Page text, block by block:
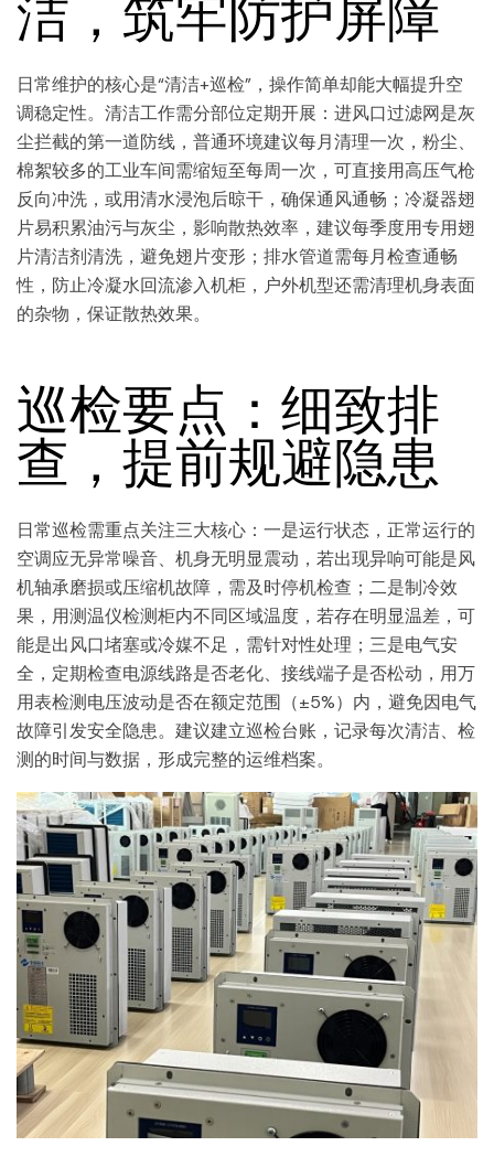
洁，筑牢防护屏障
日常维护的核心是“清洁+巡检”，操作简单却能大幅提升空
调稳定性。清洁工作需分部位定期开展：进风口过滤网是灰
尘拦截的第一道防线，普通环境建议每月清理一次，粉尘、
棉絮较多的工业车间需缩短至每周一次，可直接用高压气枪
反向冲洗，或用清水浸泡后晾干，确保通风通畅；冷凝器翅
片易积累油污与灰尘，影响散热效率，建议每季度用专用翅
片清洁剂清洗，避免翅片变形；排水管道需每月检查通畅
性，防止冷凝水回流渗入机柜，户外机型还需清理机身表面
的杂物，保证散热效果。
巡检要点：细致排
查，提前规避隐患
日常巡检需重点关注三大核心：一是运行状态，正常运行的
空调应无异常噪音、机身无明显震动，若出现异响可能是风
机轴承磨损或压缩机故障，需及时停机检查；二是制冷效
果，用测温仪检测柜内不同区域温度，若存在明显温差，可
能是出风口堵塞或冷媒不足，需针对性处理；三是电气安
全，定期检查电源线路是否老化、接线端子是否松动，用万
用表检测电压波动是否在额定范围（±5%）内，避免因电气
故障引发安全隐患。建议建立巡检台账，记录每次清洁、检
测的时间与数据，形成完整的运维档案。